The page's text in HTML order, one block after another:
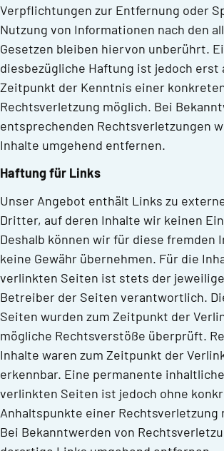
Verpflichtungen zur Entfernung oder
Nutzung von Informationen nach den
Gesetzen bleiben hiervon unberührt.
diesbezügliche Haftung ist jedoch erst
Zeitpunkt der Kenntnis einer
Rechtsverletzung möglich. Bei
entsprechenden Rechtsverletzungen
Inhalte umgehend entfernen.
Haftung für Links
Unser Angebot enthält Links zu
Dritter, auf deren Inhalte wir keinen
Deshalb können wir für diese fremden
keine Gewähr übernehmen. Für die
verlinkten Seiten ist stets der
Betreiber der Seiten verantwortlich.
Seiten wurden zum Zeitpunkt der
mögliche Rechtsverstöße überprüft.
Inhalte waren zum Zeitpunkt der
erkennbar. Eine permanente
verlinkten Seiten ist jedoch ohne
Anhaltspunkte einer Rechtsverletzung
Bei Bekanntwerden von